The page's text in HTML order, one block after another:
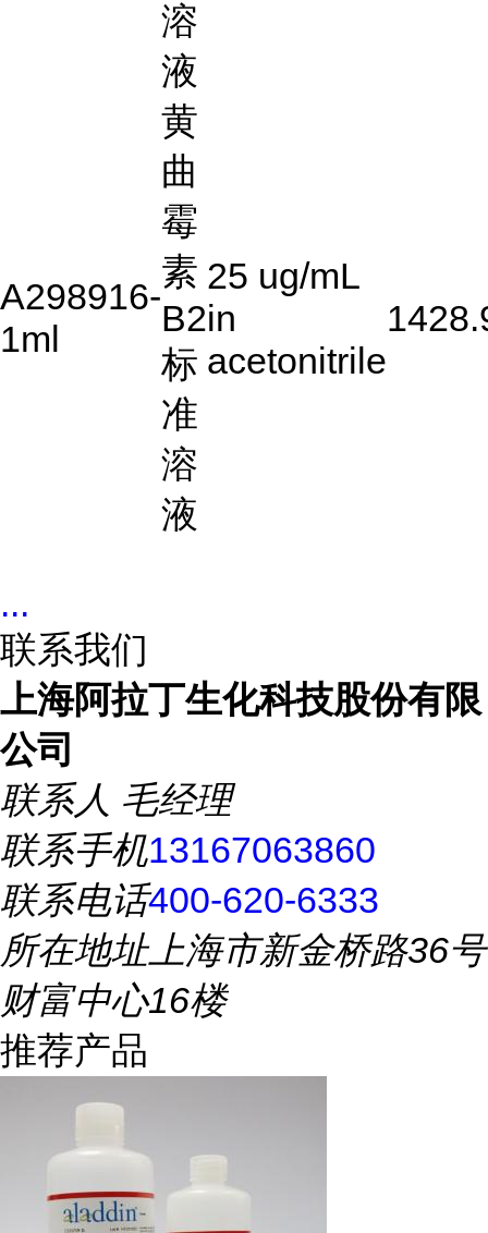
溶
液
A298916-
1ml
黄
曲
霉
素
B2
标
准
溶
液
25 ug/mL
in
acetonitrile
...
联系我们
上海阿拉丁生化科技股份有限
公司
联系人 毛经理
联系手机13167063860
联系电话400-620-6333
所在地址上海市新金桥路36号
财富中心16楼
推荐产品